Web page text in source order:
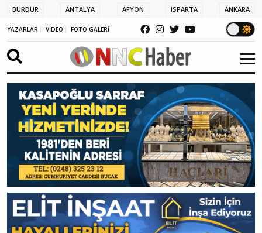
BURDUR ANTALYA AFYON ISPARTA ANKARA
YAZARLAR VİDEO FOTO GALERİ